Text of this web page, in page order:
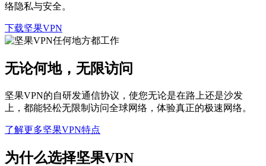
络隐私与安全。
下载坚果VPN
无论何地，无限访问
坚果VPN的自研发通信协议，使您无论是在路上还是沙发
上，都能轻松无限制访问全球网络，体验真正的极速网络。
了解更多坚果VPN特点
为什么选择坚果VPN